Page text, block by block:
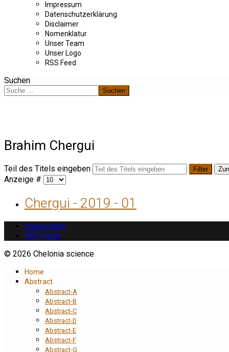
Impressum
Datenschutzerklärung
Disclaimer
Nomenklatur
Unser Team
Unser Logo
RSS Feed
Suchen
Suchen
Brahim Chergui
Teil des Titels eingeben Filter
Anzeige #
Chergui - 2019 - 01
Impressum
RSS Feed
© 2026 Chelonia science
Home
Abstract
Abstract-A
Abstract-B
Abstract-C
Abstract-D
Abstract-E
Abstract-F
Abstract-G